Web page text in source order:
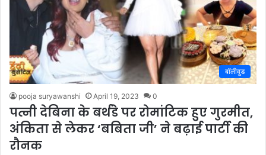
बॉलीवुड
pooja suryawanshi April 19, 2023 0
पत्नी देबिना के बर्थडे पर रोमांटिक हुए गुरमीत,
अंकिता से लेकर ‘बबिता जी’ ने बढ़ाई पार्टी की
रौनक